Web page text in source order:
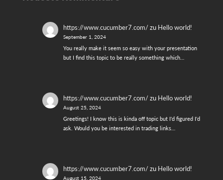
https://www.cucumber7.com/zu Hello world!
September 1, 2024
You really make it seem so easy with your presentation
but I find this topic to be really something which…
https://www.cucumber7.com/zu Hello world!
August 25, 2024
Greetings! I know this is kinda off topic but I'd figured I'd
ask. Would you be interested in trading links…
https://www.cucumber7.com/zu Hello world!
August 15, 2024